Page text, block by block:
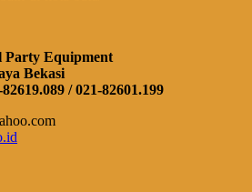
Party Equipment
Bekasi
/ 021-82601.199